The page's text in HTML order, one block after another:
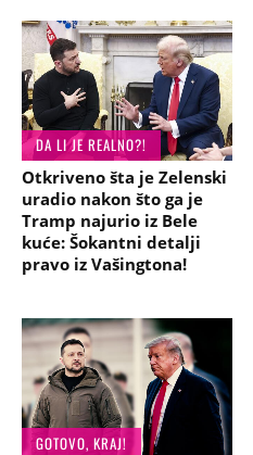
DA LI JE REALNO?!
Otkriveno šta je Zelenski
uradio nakon što ga je
Tramp najurio iz Bele
kuće: Šokantni detalji
pravo iz Vašingtona!
GOTOVO, KRAJ!